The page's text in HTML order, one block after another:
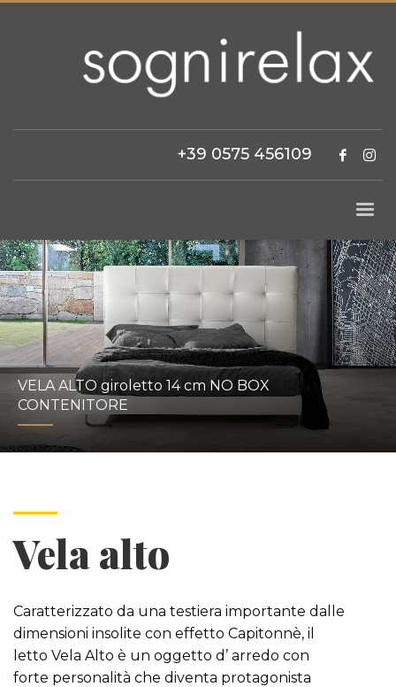
+39 0575 456109
VELA ALTO giroletto 14 cm NO BOX
CONTENITORE
Vela alto
Caratterizzato da una testiera importante dalle
dimensioni insolite con effetto Capitonnè, il
letto Vela Alto è un oggetto d’ arredo con
forte personalità che diventa protagonista